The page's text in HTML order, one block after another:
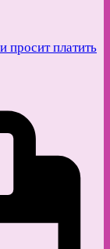
просит платить